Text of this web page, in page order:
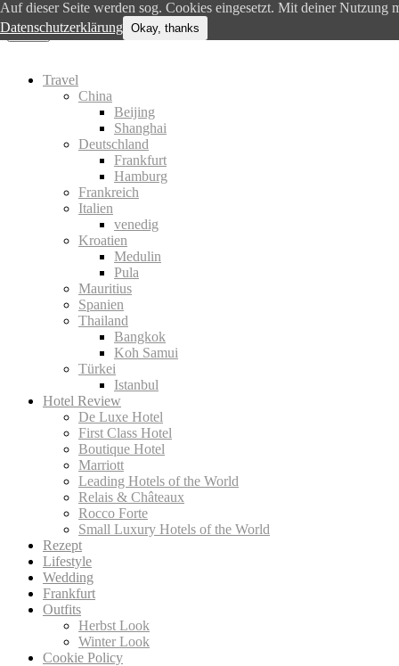
Menu
Travel
China
Beijing
Shanghai
Deutschland
Frankfurt
Hamburg
Frankreich
Italien
venedig
Kroatien
Medulin
Pula
Mauritius
Spanien
Thailand
Bangkok
Koh Samui
Türkei
Istanbul
Hotel Review
De Luxe Hotel
First Class Hotel
Boutique Hotel
Marriott
Leading Hotels of the World
Relais & Châteaux
Rocco Forte
Small Luxury Hotels of the World
Rezept
Lifestyle
Wedding
Frankfurt
Outfits
Herbst Look
Winter Look
Cookie Policy
Auf dieser Seite werden sog. Cookies eingesetzt. Mit deiner Nutzung
Datenschutzerklärung Okay, thanks